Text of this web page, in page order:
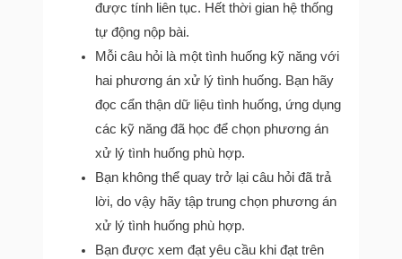
được tính liên tục. Hết thời gian hệ thống
tự động nộp bài.
Mỗi câu hỏi là một tình huống kỹ năng với
hai phương án xử lý tình huống. Bạn hãy
đọc cẩn thận dữ liệu tình huống, ứng dụng
các kỹ năng đã học để chọn phương án
xử lý tình huống phù hợp.
Bạn không thể quay trở lại câu hỏi đã trả
lời, do vậy hãy tập trung chọn phương án
xử lý tình huống phù hợp.
Bạn được xem đạt yêu cầu khi đạt trên